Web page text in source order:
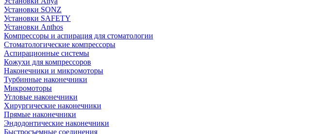
Установки SONZ
Установки SAFETY
Установки Anthos
Компрессоры и аспирация для стоматологии
Стоматологические компрессоры
Аспирационные системы
Кожухи для компрессоров
Наконечники и микромоторы
Турбинные наконечники
Микромоторы
Угловые наконечники
Хирургические наконечники
Прямые наконечники
Эндодонтические наконечники
Быстросъемные соединения